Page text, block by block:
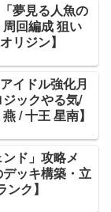
夢見る人魚の
回編成 狙い
リジン】
イドル強化月
ックやる気/
/ 十王 星南】
ンド」攻略メ
ッキ構築・立
ク】